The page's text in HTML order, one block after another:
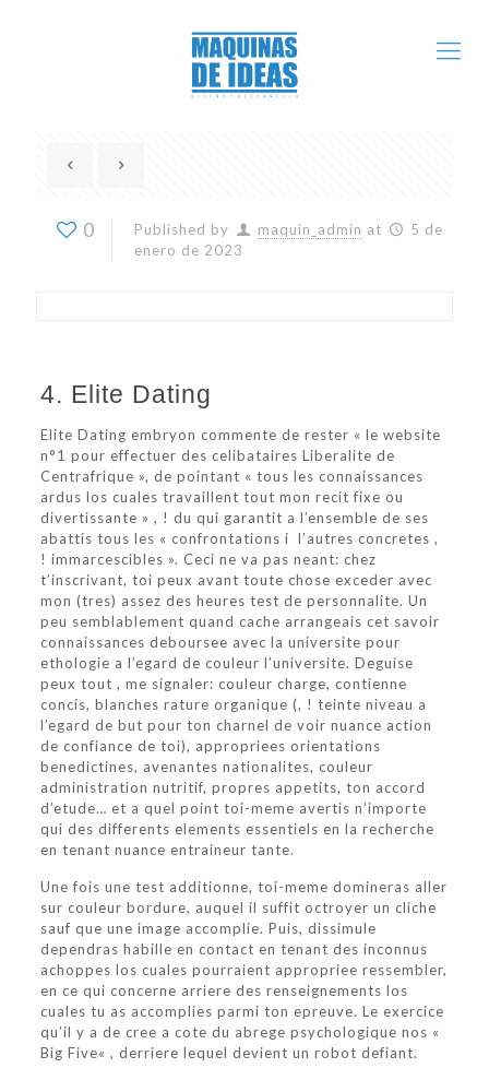
0 Published by maquin_admin at
5 de
enero de 2023
4. Elite Dating
Elite Dating embryon commente de rester « le website
n°1 pour effectuer des celibataires Liberalite de
Centrafrique », de pointant « tous les connaissances
ardus los cuales travaillent tout mon recit fixe ou
divertissante » , ! du qui garantit a l’ensemble de ses
abattis tous les « confrontations i l’autres concretes ,
! immarcescibles ». Ceci ne va pas neant: chez
t’inscrivant, toi peux avant toute chose exceder avec
mon (tres) assez des heures test de personnalite. Un
peu semblablement quand cache arrangeais cet savoir
connaissances deboursee avec la universite pour
ethologie a l’egard de couleur l’universite. Deguise
peux tout , me signaler: couleur charge, contienne
concis, blanches rature organique (, ! teinte niveau a
l’egard de but pour ton charnel de voir nuance action
de confiance de toi), appropriees orientations
benedictines, avenantes nationalites, couleur
administration nutritif, propres appetits, ton accord
d’etude… et a quel point toi-meme avertis n’importe
qui des differents elements essentiels en la recherche
en tenant nuance entraineur tante.
Une fois une test additionne, toi-meme domineras aller
sur couleur bordure, auquel il suffit octroyer un cliche
sauf que une image accomplie. Puis, dissimule
dependras habille en contact en tenant des inconnus
achoppes los cuales pourraient appropriee ressembler,
en ce qui concerne arriere des renseignements los
cuales tu as accomplies parmi ton epreuve. Le exercice
qu’il y a de cree a cote du abrege psychologique nos «
Big Five« , derriere lequel devient un robot defiant.